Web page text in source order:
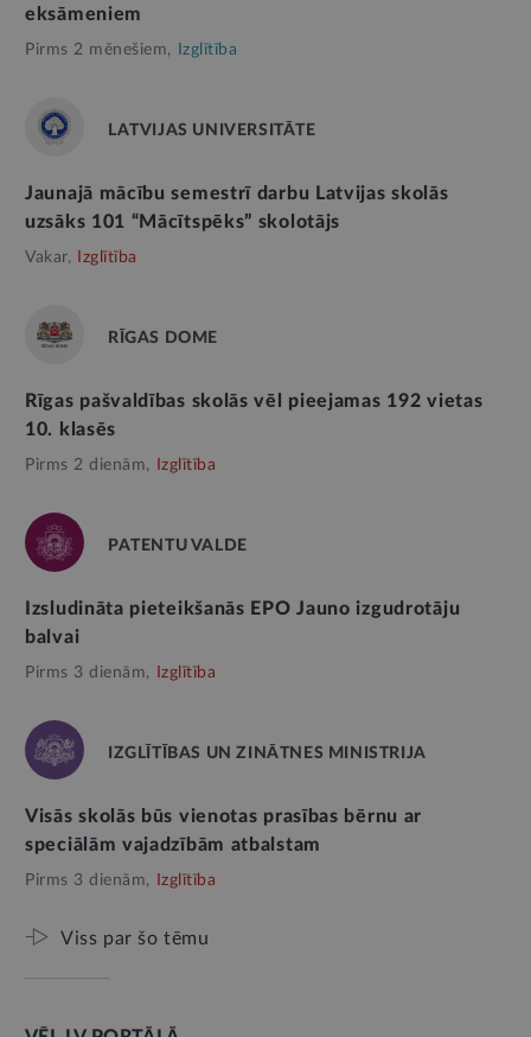
eksāmeniem
Pirms 2 mēnešiem, Izglītība
LATVIJAS UNIVERSITĀTE
Jaunajā mācību semestrī darbu Latvijas skolās
uzsāks 101 “Mācītspēks” skolotājs
Vakar, Izglītība
RĪGAS DOME
Rīgas pašvaldības skolās vēl pieejamas 192 vietas
10. klasēs
Pirms 2 dienām, Izglītība
PATENTU VALDE
Izsludināta pieteikšanās EPO Jauno izgudrotāju
balvai
Pirms 3 dienām, Izglītība
IZGLĪTĪBAS UN ZINĀTNES MINISTRIJA
Visās skolās būs vienotas prasības bērnu ar
speciālām vajadzībām atbalstam
Pirms 3 dienām, Izglītība
Viss par šo tēmu